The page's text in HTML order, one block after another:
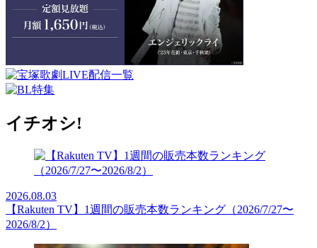
イチオシ!
2026.08.03
【Rakuten TV】1週間の販売本数ランキング（2026/7/27〜
2026/8/2）